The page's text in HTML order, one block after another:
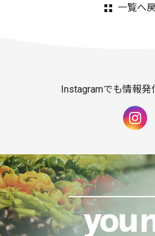
一覧へ
Instagramでも情報